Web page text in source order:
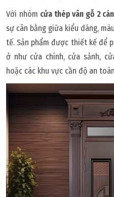
Với nhóm cửa thép vân gỗ 2
sự cân bằng giữa kiểu dáng,
tế. Sản phẩm được thiết kế để
ở như cửa chính, cửa sảnh,
hoặc các khu vực cần độ an